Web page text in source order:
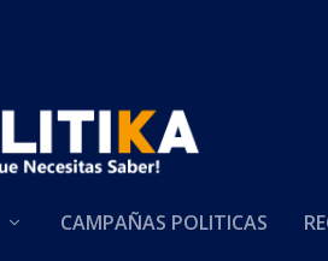
CAMPAÑAS POLITICAS